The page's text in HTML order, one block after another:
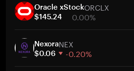
30일
시가총액
Oracle xStockORCLX
$145.24 0.00%
30일
시가총액
NexoraNEX
$0.06 -0.20%